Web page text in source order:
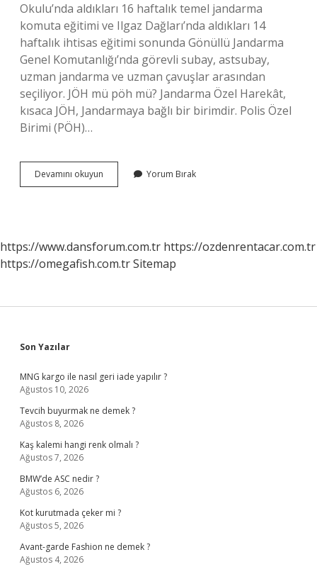
Okulu’nda aldıkları 16 haftalık temel jandarma
komuta eğitimi ve Ilgaz Dağları’nda aldıkları 14
haftalık ihtisas eğitimi sonunda Gönüllü Jandarma
Genel Komutanlığı’nda görevli subay, astsubay,
uzman jandarma ve uzman çavuşlar arasından
seçiliyor. JÖH mü pöh mü? Jandarma Özel Harekât,
kısaca JÖH, Jandarmaya bağlı bir birimdir. Polis Özel
Birimi (PÖH)…
Devamını okuyun
Eğitimi
Yorum Bırak
https://www.dansforum.com.tr https://ozdenrentacar.com.tr
https://omegafish.com.trSitemap
Sidebar
Son Yazılar
MNG kargo ile nasıl geri iade yapılır ?
Ağustos 10, 2026
Tevcih buyurmak ne demek ?
Ağustos 8, 2026
Kaş kalemi hangi renk olmalı ?
Ağustos 7, 2026
BMW’de ASC nedir ?
Ağustos 6, 2026
Kot kurutmada çeker mi ?
Ağustos 5, 2026
Avant-garde Fashion ne demek ?
Ağustos 4, 2026